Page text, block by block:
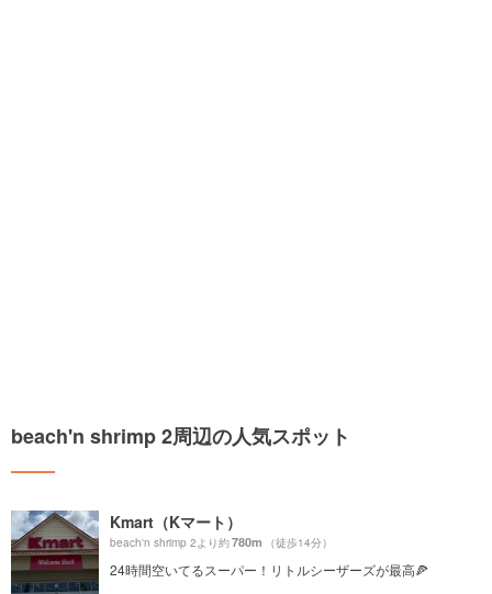
beach'n shrimp 2周辺の人気スポット
Kmart（Kマート）
beach'n shrimp 2より約780m （徒歩14分）
24時間空いてるスーパー！リトルシーザーズが最高🍕